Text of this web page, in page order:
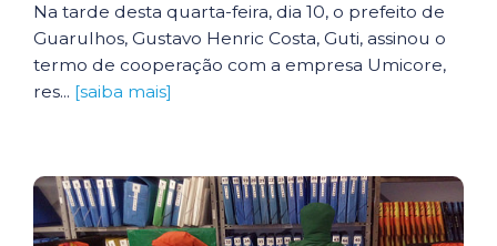
Na tarde desta quarta-feira, dia 10, o prefeito de
Guarulhos, Gustavo Henric Costa, Guti, assinou o
termo de cooperação com a empresa Umicore,
res... [saiba mais]